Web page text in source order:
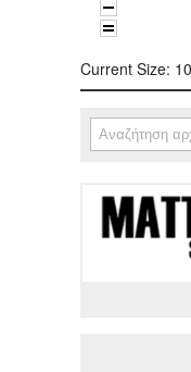
Current Size:
Φόρμα
Αναζήτηση